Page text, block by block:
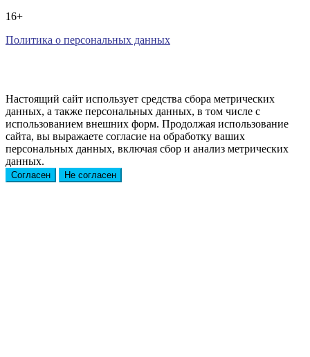
16+
Политика о персональных данных
Настоящий сайт использует средства сбора метрических
данных, а также персональных данных, в том числе с
использованием внешних форм. Продолжая использование
сайта, вы выражаете согласие на обработку ваших
персональных данных, включая сбор и анализ метрических
данных.
Согласен Не согласен